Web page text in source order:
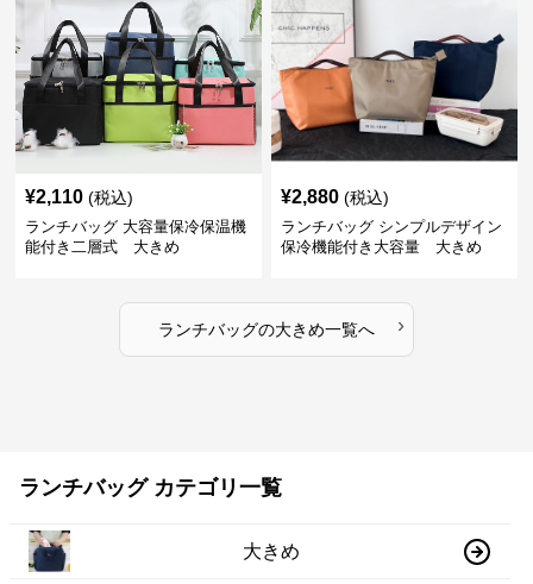
¥2,110 (税込)
ランチバッグ 大容量保冷保温機
能付き二層式 大きめ
¥2,880 (税込)
ランチバッグ シンプルデザイン
保冷機能付き大容量 大きめ
ランチバッグの大きめ一覧へ ›
ランチバッグ カテゴリ一覧
大きめ